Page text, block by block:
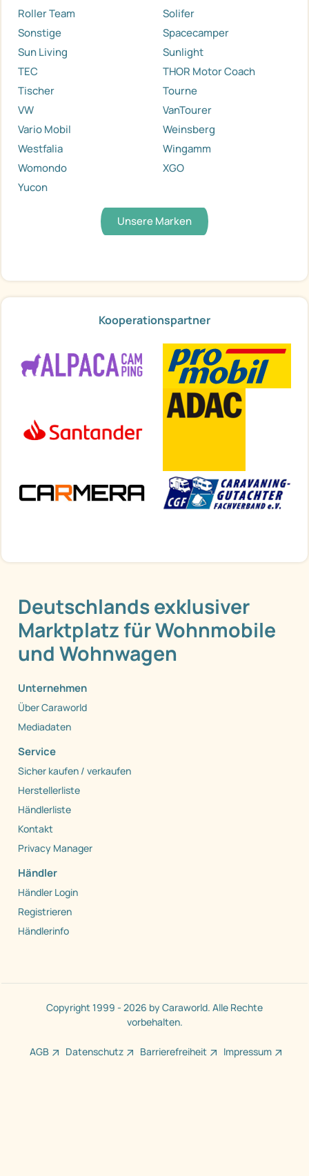
Roller Team
Solifer
Sonstige
Spacecamper
Sun Living
Sunlight
TEC
THOR Motor Coach
Tischer
Tourne
VW
VanTourer
Vario Mobil
Weinsberg
Westfalia
Wingamm
Womondo
XGO
Yucon
Unsere Marken
Kooperationspartner
Deutschlands exklusiver
Marktplatz für Wohnmobile
und Wohnwagen
Unternehmen
Über Caraworld
Mediadaten
Service
Sicher kaufen / verkaufen
Herstellerliste
Händlerliste
Kontakt
Privacy Manager
Händler
Händler Login
Registrieren
Händlerinfo
Copyright 1999 - 2026 by Caraworld. Alle Rechte
vorbehalten.
AGB Datenschutz Barrierefreiheit Impressum